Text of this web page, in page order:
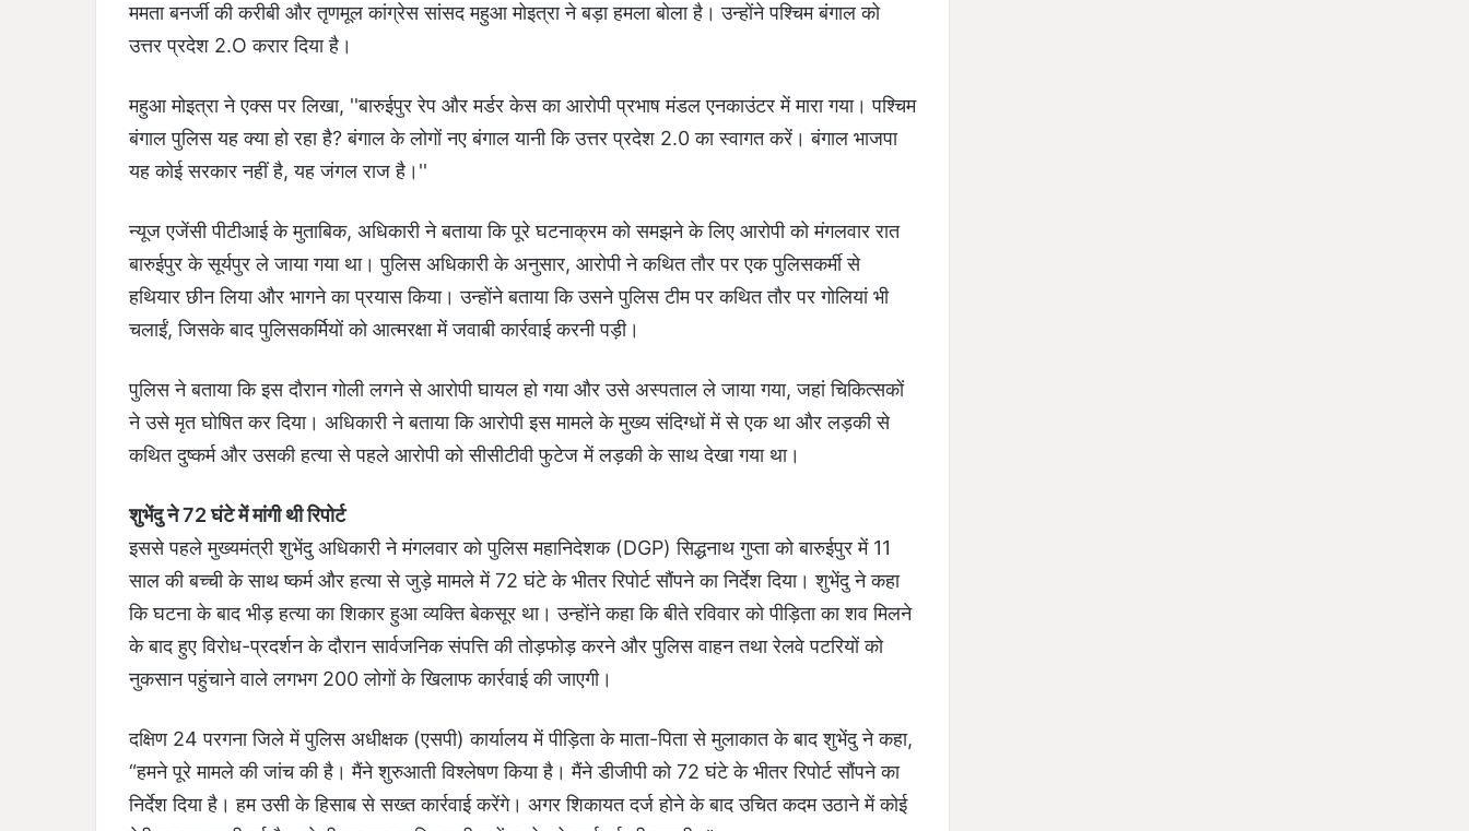
ममता बनर्जी की करीबी और तृणमूल कांग्रेस सांसद महुआ मोइत्रा ने बड़ा हमला बोला है। उन्होंने पश्चिम बंगाल को
उत्तर प्रदेश 2.O करार दिया है।
महुआ मोइत्रा ने एक्स पर लिखा, ''बारुईपुर रेप और मर्डर केस का आरोपी प्रभाष मंडल एनकाउंटर में मारा गया। पश्चिम
बंगाल पुलिस यह क्या हो रहा है? बंगाल के लोगों नए बंगाल यानी कि उत्तर प्रदेश 2.0 का स्वागत करें। बंगाल भाजपा
यह कोई सरकार नहीं है, यह जंगल राज है।''
न्यूज एजेंसी पीटीआई के मुताबिक, अधिकारी ने बताया कि पूरे घटनाक्रम को समझने के लिए आरोपी को मंगलवार रात
बारुईपुर के सूर्यपुर ले जाया गया था। पुलिस अधिकारी के अनुसार, आरोपी ने कथित तौर पर एक पुलिसकर्मी से
हथियार छीन लिया और भागने का प्रयास किया। उन्होंने बताया कि उसने पुलिस टीम पर कथित तौर पर गोलियां भी
चलाईं, जिसके बाद पुलिसकर्मियों को आत्मरक्षा में जवाबी कार्रवाई करनी पड़ी।
पुलिस ने बताया कि इस दौरान गोली लगने से आरोपी घायल हो गया और उसे अस्पताल ले जाया गया, जहां चिकित्सकों
ने उसे मृत घोषित कर दिया। अधिकारी ने बताया कि आरोपी इस मामले के मुख्य संदिग्धों में से एक था और लड़की से
कथित दुष्कर्म और उसकी हत्या से पहले आरोपी को सीसीटीवी फुटेज में लड़की के साथ देखा गया था।
शुभेंदु ने 72 घंटे में मांगी थी रिपोर्ट
इससे पहले मुख्यमंत्री शुभेंदु अधिकारी ने मंगलवार को पुलिस महानिदेशक (DGP) सिद्धनाथ गुप्ता को बारुईपुर में 11
साल की बच्ची के साथ ष्कर्म और हत्या से जुड़े मामले में 72 घंटे के भीतर रिपोर्ट सौंपने का निर्देश दिया। शुभेंदु ने कहा
कि घटना के बाद भीड़ हत्या का शिकार हुआ व्यक्ति बेकसूर था। उन्होंने कहा कि बीते रविवार को पीड़िता का शव मिलने
के बाद हुए विरोध-प्रदर्शन के दौरान सार्वजनिक संपत्ति की तोड़फोड़ करने और पुलिस वाहन तथा रेलवे पटरियों को
नुकसान पहुंचाने वाले लगभग 200 लोगों के खिलाफ कार्रवाई की जाएगी।
दक्षिण 24 परगना जिले में पुलिस अधीक्षक (एसपी) कार्यालय में पीड़िता के माता-पिता से मुलाकात के बाद शुभेंदु ने कहा,
“हमने पूरे मामले की जांच की है। मैंने शुरुआती विश्लेषण किया है। मैंने डीजीपी को 72 घंटे के भीतर रिपोर्ट सौंपने का
निर्देश दिया है। हम उसी के हिसाब से सख्त कार्रवाई करेंगे। अगर शिकायत दर्ज होने के बाद उचित कदम उठाने में कोई